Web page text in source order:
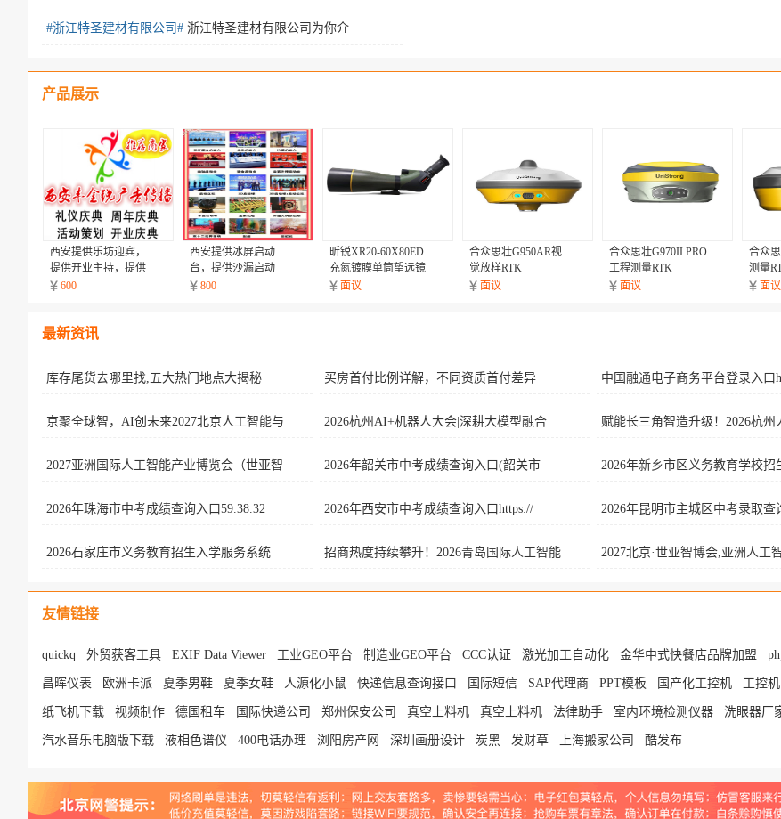
#浙江特圣建材有限公司# 浙江特圣建材有限公司为你介
产品展示
西安提供乐坊迎宾，
提供开业主持，提供
茶艺演出，提供开场
600
西安提供冰屏启动
台，提供沙漏启动
台，提供手掌印启动
子
800
昕锐XR20-60X80ED
充氮镀膜单筒望远镜
面议
合众思壮G950AR视
觉放样RTK
面议
合众思壮G970II PRO
工程测量RTK
面议
合众
测量
面议
最新资讯
库存尾货去哪里找,五大热门地点大揭秘 买房首付比例详解，不同资质首付差异 中国融通电子商务平台登录入口
京聚全球智，AI创未来2027北京人工智能与 2026杭州AI+机器人大会|深耕大模型融合 赋能长三角智造升级！2026杭州
2027亚洲国际人工智能产业博览会（世亚智 2026年韶关市中考成绩查询入口(韶关市 2026年新乡市区义务教育学校招
2026年珠海市中考成绩查询入口59.38.32 2026年西安市中考成绩查询入口https:// 2026年昆明市主城区中考录取查
2026石家庄市义务教育招生入学服务系统 招商热度持续攀升！2026青岛国际人工智能 2027北京·世亚智博会,亚洲人工
友情链接
quickq 外贸获客工具 EXIF Data Viewer 工业GEO平台 制造业GEO平台 CCC认证 激光加工自动化 金华中式快餐店品牌加盟
昌晖仪表 欧洲卡派 夏季男鞋 夏季女鞋 人源化小鼠 快递信息查询接口 国际短信 SAP代理商 PPT模板 国产化工控机 工控机
纸飞机下载 视频制作 德国租车 国际快递公司 郑州保安公司 真空上料机 真空上料机 法律助手 室内环境检测仪器 洗眼器厂
汽水音乐电脑版下载 液相色谱仪 400电话办理 浏阳房产网 深圳画册设计 炭黑 发财草 上海搬家公司 酷发布